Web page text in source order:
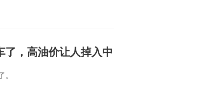
了，高油价让人掉入中
。